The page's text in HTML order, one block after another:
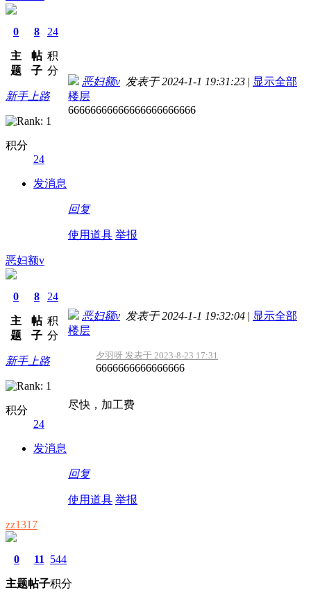
0
主
题
8
帖
子
24
积
分
新手上路
积分
24
发消息
恶妇额v 发表于 2024-1-1 19:31:23 | 显示全部
楼层
66666666666666666666666
回复
使用道具 举报
恶妇额v
0
主
题
8
帖
子
24
积
分
新手上路
积分
24
发消息
恶妇额v 发表于 2024-1-1 19:32:04 | 显示全部
楼层
夕羽呀 发表于 2023-8-23 17:31
6666666666666666
尽快，加工费
回复
使用道具 举报
zz1317
0
主题
11
帖子
544
积分